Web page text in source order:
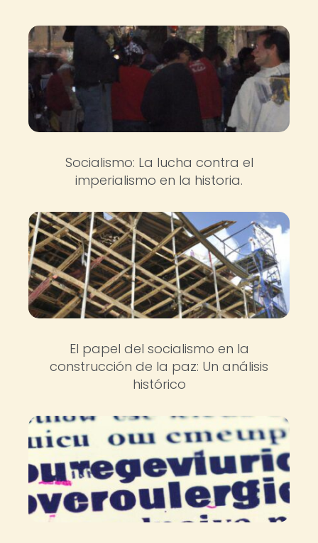
Socialismo: La lucha contra el
imperialismo en la historia.
El papel del socialismo en la
construcción de la paz: Un análisis
histórico